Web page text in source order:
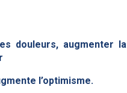
douleurs, augmenter la
l’optimisme.